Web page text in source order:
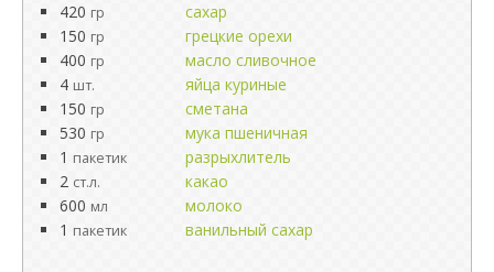
420 гр
сахар
150 гр
грецкие орехи
400 гр
масло сливочное
4 шт.
яйца куриные
150 гр
сметана
530 гр
мука пшеничная
1 пакетик
разрыхлитель
2 ст.л.
какао
600 мл
молоко
1 пакетик ванильный сахар